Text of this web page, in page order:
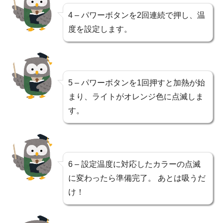
4 – パワーボタンを2回連続で押し、温
度を設定します。
5 – パワーボタンを1回押すと加熱が始
まり、ライトがオレンジ色に点滅しま
す。
6 – 設定温度に対応したカラーの点滅
に変わったら準備完了。 あとは吸うだ
け！